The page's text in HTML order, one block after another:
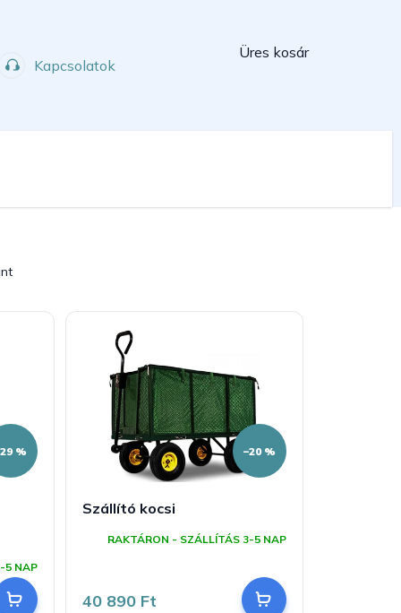
Kapcsolatok
Kosár
Üres kosár
%
5 NAP
–20 %
Szállító kocsi
RAKTÁRON - SZÁLLÍTÁS 3-5 NAP
40 890 Ft